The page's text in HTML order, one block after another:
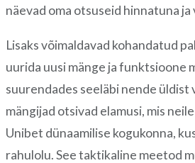
näevad oma otsuseid hinnatuna
Lisaks võimaldavad kohandatud
uurida uusi mänge ja funktsioone
suurendades seeläbi nende üldist
mängijad otsivad elamusi, mis
Unibet dünaamilise kogukonna,
rahulolu. See taktikaline meetod